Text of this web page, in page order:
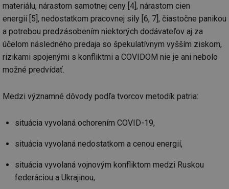
materiálu, nárastom samotnej ceny [4], nárastom cien
energií [5], nedostatkom pracovnej sily [6, 7], čiastočne panikou
a potrebou predzásobením niektorých dodávateľov aj za
účelom následného predaja so špekulatívnym vyšším ziskom,
rizikami spojenými s konfliktmi a COVIDOM nie je ani nebolo
možné predvídať.
Medzi významné dôvody podľa tvorcov metodík patria:
situácia vyvolaná ochorením COVID-19,
situácia vyvolaná nedostatkom a cenou energií,
situácia vyvolaná vojnovým konfliktom medzi Ruskou
federáciou a Ukrajinou,